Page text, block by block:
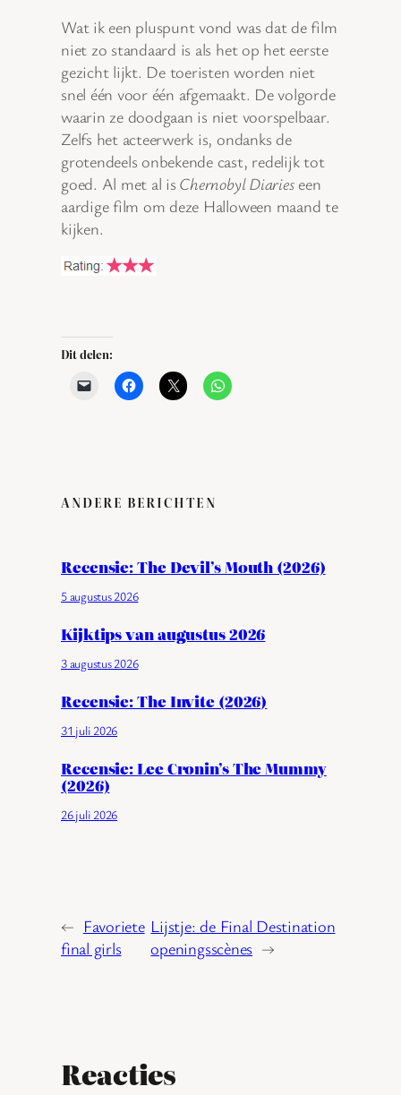
Wat ik een pluspunt vond was dat de film
niet zo standaard is als het op het eerste
gezicht lijkt. De toeristen worden niet
snel één voor één afgemaakt. De volgorde
waarin ze doodgaan is niet voorspelbaar.
Zelfs het acteerwerk is, ondanks de
grotendeels onbekende cast, redelijk tot
goed. Al met al is Chernobyl Diarieseen
aardige film om deze Halloween maand te
kijken.
Dit delen:
ANDERE BERICHTEN
Recensie: The Devil’s Mouth (2026)
5 augustus 2026
Kijktips van augustus 2026
3 augustus 2026
Recensie: The Invite (2026)
31 juli 2026
Recensie: Lee Cronin’s The Mummy
(2026)
26 juli 2026
← Favoriete
final girls
Lijstje: de Final Destination
openingsscènes →
Reacties